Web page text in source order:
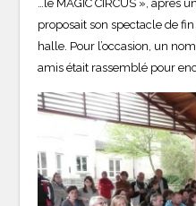
…le MAGIC CIRCUS », après
proposait son spectacle de
halle. Pour l’occasion, un
amis était rassemblé pour